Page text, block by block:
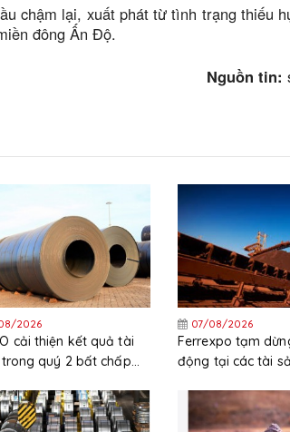
chậm lại, xuất phát từ tình trạng thiếu
đông Ấn Độ.
Nguồn tin:
2026
cải thiện kết quả tài
trong quý 2 bất chấp
07/08/2026
Ferrexpo tạm
động tại các tài